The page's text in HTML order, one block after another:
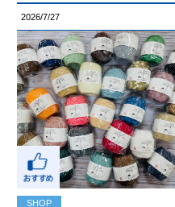
2026/7/27
SHOP